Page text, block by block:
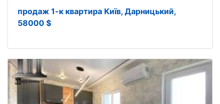
продаж 1-к квартира Київ, Дарницький,
58000 $